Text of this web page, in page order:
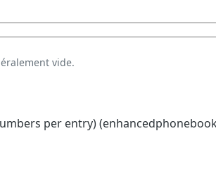
vide.
per entry)